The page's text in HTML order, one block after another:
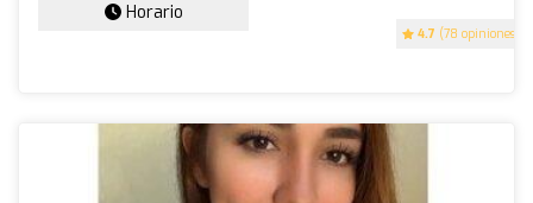
4.7 (78 opiniones)
Horario